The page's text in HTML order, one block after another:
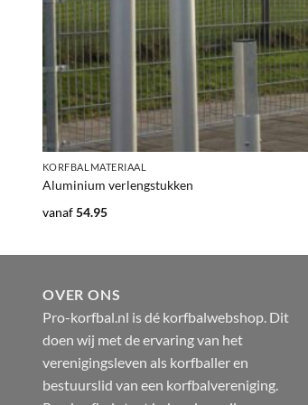
KORFBALMATERIAAL
Aluminium verlengstukken
vanaf54.95
OVER ONS
Pro-korfbal.nl is dé korfbalwebshop. Dit
doen wij met de ervaring van het
verenigingsleven als korfballer en
bestuurslid van een korfbalvereniging.